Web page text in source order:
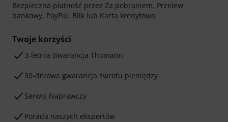
Bezpieczna płatność przez Za pobraniem, Przelew
bankowy, PayPal, Blik lub Karta kredytowa.
Twoje korzyści
3-letnia Gwarancja Thomann
30-dniowa gwarancja zwrotu pieniędzy
Serwis Naprawczy
Porada naszych ekspertów